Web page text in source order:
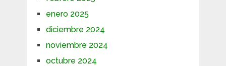
enero 2025
diciembre 2024
noviembre 2024
octubre 2024